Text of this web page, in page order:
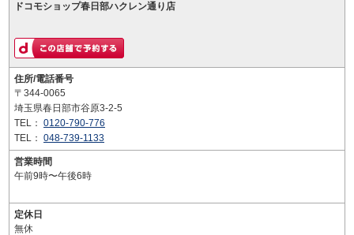
ドコモショップ春日部ハクレン通り店
住所/電話番号
〒344-0065
埼玉県春日部市谷原3-2-5
TEL： 0120-790-776
TEL： 048-739-1133
営業時間
午前9時〜午後6時
定休日
無休